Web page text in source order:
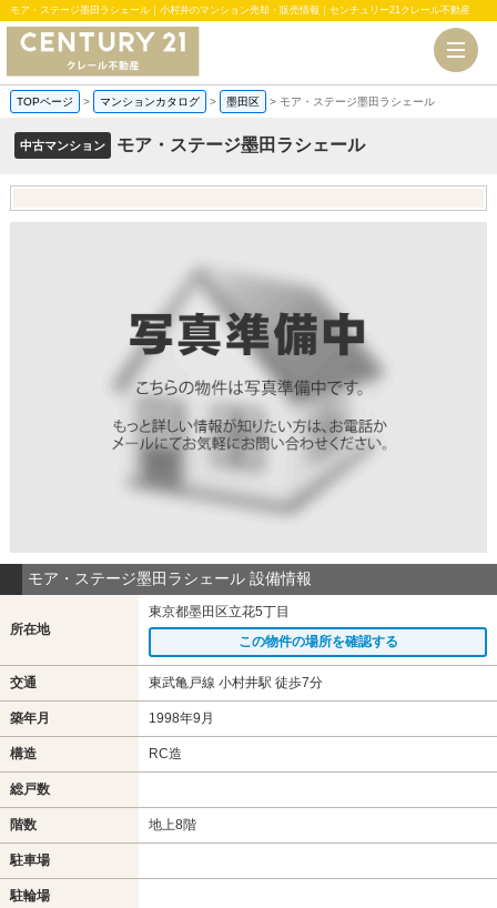
モア・ステージ墨田ラシェール｜小村井のマンション売却・販売情報｜センチュリー21クレール不動産
TOPページ > マンションカタログ > 墨田区 > モア・ステージ墨田ラシェール
中古マンション モア・ステージ墨田ラシェール
モア・ステージ墨田ラシェール 設備情報
所在地
東京都墨田区立花5丁目
この物件の場所を確認する
交通 東武亀戸線 小村井駅 徒歩7分
築年月 1998年9月
構造 RC造
総戸数
階数 地上8階
駐車場
駐輪場